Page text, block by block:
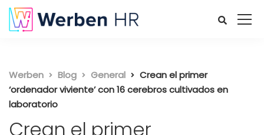
Werben Blog General
Crean el primer
‘ordenador viviente’ con 16 cerebros cultivados en
laboratorio
Crean el primer